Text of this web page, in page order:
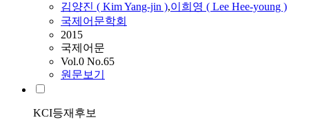
김양진 ( KimYang-jin ),이희영 ( Lee Hee-young )
국제어문학회
2015
국제어문
Vol.0 No.65
원문보기
KCI등재후보